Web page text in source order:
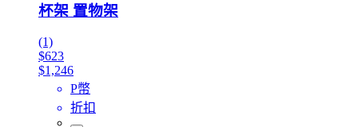
杯架 置物架
(1)
$623
$1,246
P幣
折扣